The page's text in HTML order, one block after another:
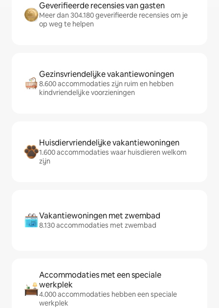
Geverifieerde recensies van gasten
Meer dan 304.180 geverifieerde recensies om je
op weg te helpen
Gezinsvriendelijke vakantiewoningen
8.600 accommodaties zijn ruim en hebben
kindvriendelijke voorzieningen
Huisdiervriendelijke vakantiewoningen
1.600 accommodaties waar huisdieren welkom
zijn
Vakantiewoningen met zwembad
8.130 accommodaties met zwembad
Accommodaties met een speciale
werkplek
4.000 accommodaties hebben een speciale
werkplek